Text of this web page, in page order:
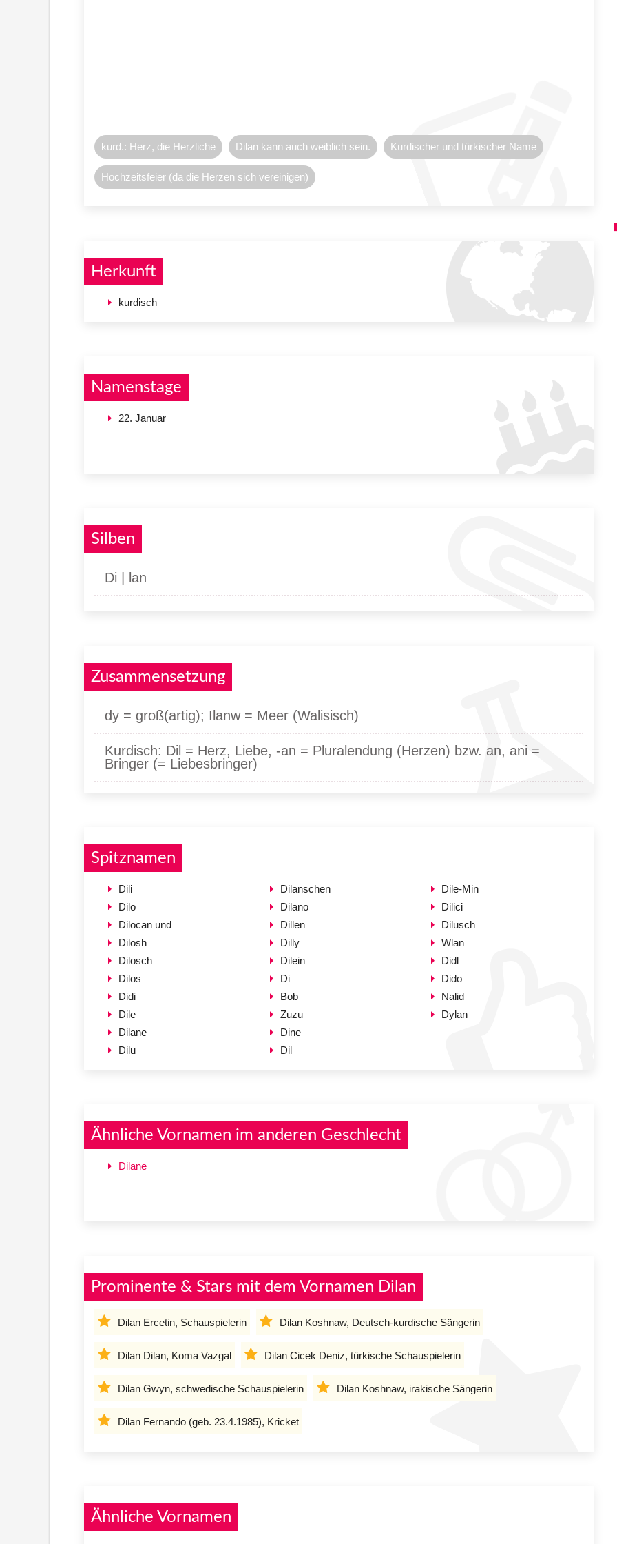
kurd.: Herz, die Herzliche Dilan kann auch weiblich sein. Kurdischer und türkischer Name
Hochzeitsfeier (da die Herzen sich vereinigen)
Herkunft
kurdisch
Namenstage
22. Januar
Silben
Di | lan
Zusammensetzung
dy = groß(artig); Ilanw = Meer (Walisisch)
Kurdisch: Dil = Herz, Liebe, -an = Pluralendung (Herzen) bzw. an, ani =
Bringer (= Liebesbringer)
Spitznamen
Dili
Dilo
Dilocan und
Dilosh
Dilosch
Dilos
Didi
Dile
Dilane
Dilu
Dilanschen
Dilano
Dillen
Dilly
Dilein
Di
Bob
Zuzu
Dine
Dil
Dile-Min
Dilici
Dilusch
Wlan
Didl
Dido
Nalid
Dylan
Ähnliche Vornamen im anderen Geschlecht
Dilane
Prominente & Stars mit dem Vornamen Dilan
Dilan Ercetin, Schauspielerin Dilan Koshnaw, Deutsch-kurdische Sängerin
Dilan Dilan, Koma Vazgal Dilan Cicek Deniz, türkische Schauspielerin
Dilan Gwyn, schwedische Schauspielerin Dilan Koshnaw, irakische Sängerin
Dilan Fernando (geb. 23.4.1985), Kricket
Ähnliche Vornamen